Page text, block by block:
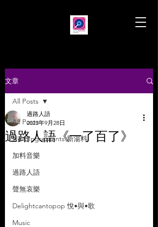
文章
All Posts
New Ingredients 新湯料
加料音樂
過路人語
聲無哀樂
Delightcantopop 悅•與•歌
Music
All Posts
過路人語《一了百了》
過路人語
2023年9月28日